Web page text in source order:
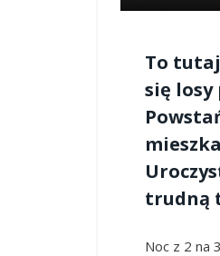
To
się losy
trudną
Noc z 2 na